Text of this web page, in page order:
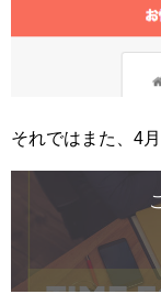
それではまた、4